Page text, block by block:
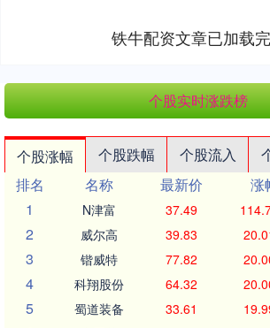
铁牛配资文章已加载
个股实时涨跌榜
个股涨幅 个股跌幅 个股流入
排名
名称 最新价 涨
1
N津富 37.49
2 威尔高 39.83
3 锴威特 77.82
4 科翔股份 64.32
5 蜀道装备 33.61